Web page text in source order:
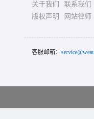
关于我们 联系我们
版权声明
网站律师
客服邮箱：